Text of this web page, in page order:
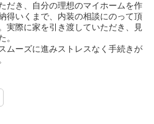
だき、自分の理想のマイホームを作
得いくまで、内装の相談にのって頂
実際に家を引き渡していただき、見
。
ムーズに進みストレスなく手続きが